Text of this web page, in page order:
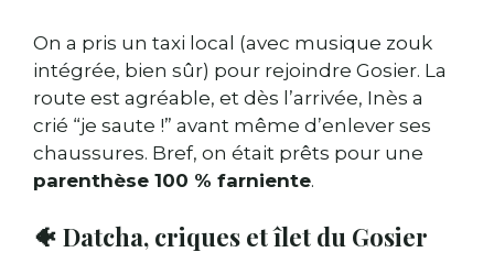
On a pris un taxi local (avec musique zouk
intégrée, bien sûr) pour rejoindre Gosier. La
route est agréable, et dès l’arrivée, Inès a
crié “je saute !” avant même d’enlever ses
chaussures. Bref, on était prêts pour une
parenthèse 100 % farniente.
🐠 Datcha, criques et îlet du Gosier